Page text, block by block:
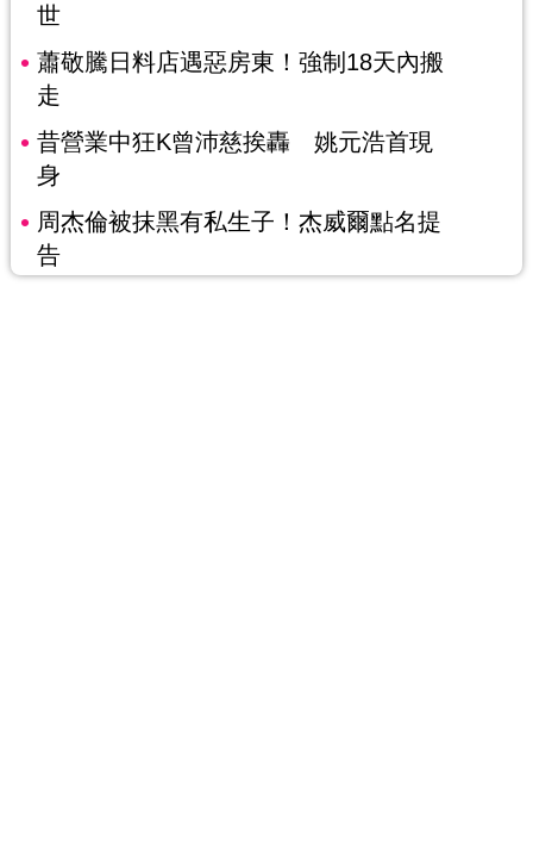
世
蕭敬騰日料店遇惡房東！強制18天內搬
走
昔營業中狂K曾沛慈挨轟 姚元浩首現
身
周杰倫被抹黑有私生子！杰威爾點名提
告